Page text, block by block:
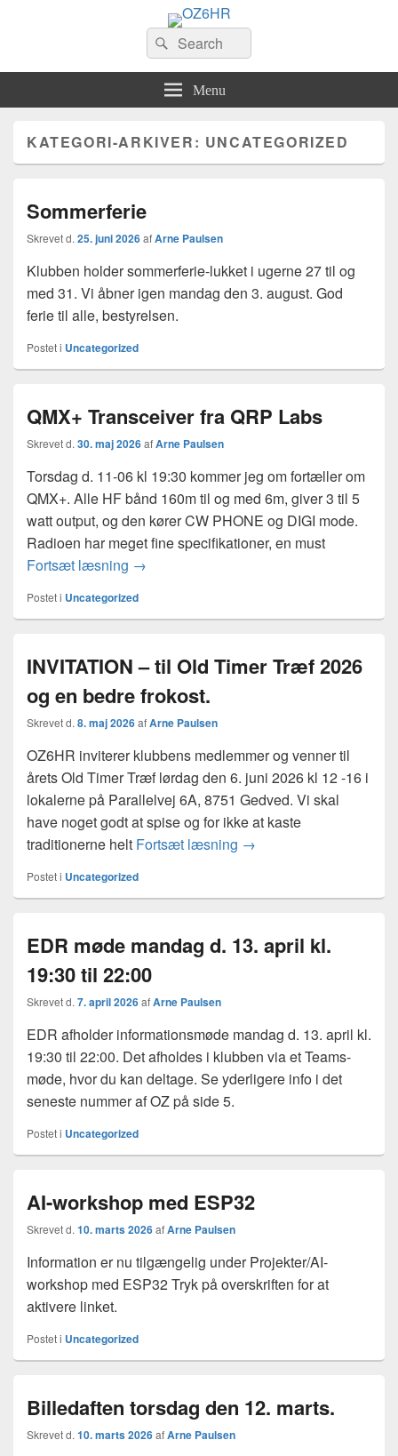
Search
for:
Søg
Menu
KATEGORI-ARKIVER: UNCATEGORIZED
Sommerferie
Skrevet d. 25. juni 2026afArne Paulsen
Klubben holder sommerferie-lukket i ugerne 27 til og
med 31. Vi åbner igen mandag den 3. august. God
ferie til alle, bestyrelsen.
Postet i Uncategorized
QMX+ Transceiver fra QRP Labs
Skrevet d. 30. maj 2026afArne Paulsen
Torsdag d. 11-06 kl 19:30 kommer jeg om fortæller om
QMX+. Alle HF bånd 160m til og med 6m, giver 3 til 5
watt output, og den kører CW PHONE og DIGI mode.
Radioen har meget fine specifikationer, en must
Fortsæt læsning QMX+ Transceiver fra QRP Labs
→
Postet i Uncategorized
INVITATION – til Old Timer Træf 2026
og en bedre frokost.
Skrevet d. 8. maj 2026afArne Paulsen
OZ6HR inviterer klubbens medlemmer og venner til
årets Old Timer Træf lørdag den 6. juni 2026 kl 12 -16 i
lokalerne på Parallelvej 6A, 8751 Gedved. Vi skal
have noget godt at spise og for ikke at kaste
traditionerne helt Fortsæt læsning INVITATION – til Old
→
Postet i Uncategorized
EDR møde mandag d. 13. april kl.
19:30 til 22:00
Skrevet d. 7. april 2026afArne Paulsen
EDR afholder informationsmøde mandag d. 13. april kl.
19:30 til 22:00. Det afholdes i klubben via et Teams-
møde, hvor du kan deltage. Se yderligere info i det
seneste nummer af OZ på side 5.
Postet i Uncategorized
AI-workshop med ESP32
Skrevet d. 10. marts 2026afArne Paulsen
Information er nu tilgængelig under Projekter/AI-
workshop med ESP32 Tryk på overskriften for at
aktivere linket.
Postet i Uncategorized
Billedaften torsdag den 12. marts.
Skrevet d. 10. marts 2026afArne Paulsen